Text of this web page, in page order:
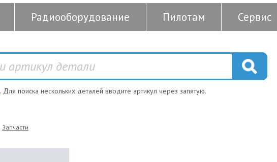
Радиооборудование Пилотам Сервис
. Для поиска нескольких деталей вводите артикул через запятую.
Запчасти